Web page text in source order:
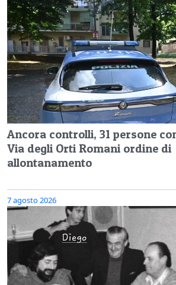
Ancora controlli, 31 persone
Via degli Orti Romani ordine di
allontanamento
7 agosto 2026